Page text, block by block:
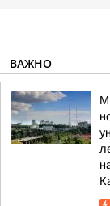
ВАЖНО